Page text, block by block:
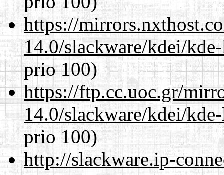
https://
14.0/slackware/kdei/
prio 100)
https://ftp.cc.uoc.gr/
14.0/slackware/kdei/
prio 100)
http://slackware.ip-